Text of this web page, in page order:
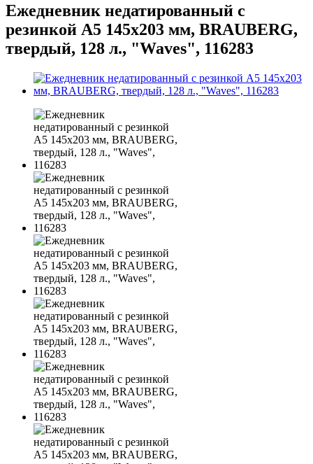
Ежедневник недатированный с
резинкой А5 145х203 мм, BRAUBERG,
твердый, 128 л., "Waves", 116283